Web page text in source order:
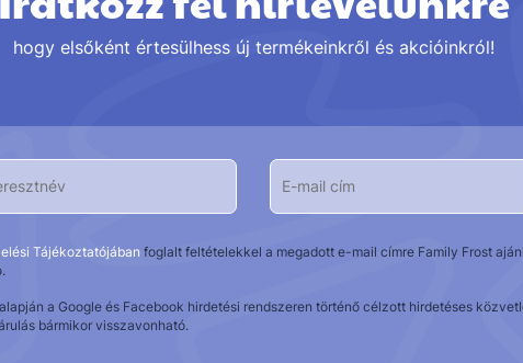
hogy elsőként értesülhess új termékeinkről és akcióinkról!
Tájékoztatójában foglalt feltételekkel a megadott e-mail címre Family Frost
a Google és Facebook hirdetési rendszeren történő célzott hirdetéses
bármikor visszavonható.